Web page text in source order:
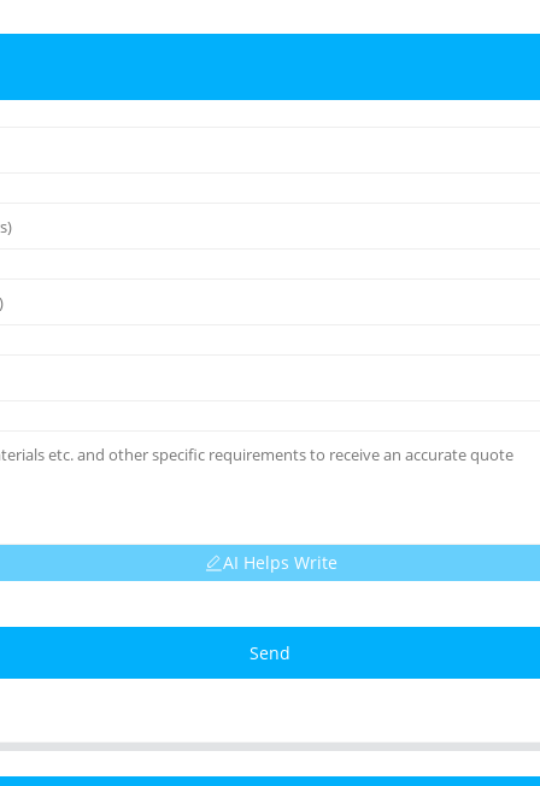
AI Helps Write
Send